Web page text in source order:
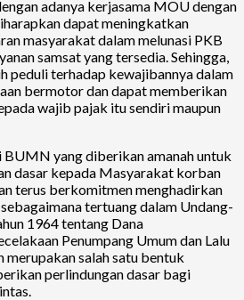
adanya kerjasama MOU dengan
dapat meningkatkan
masyarakat dalam melunasi PKB
samsat yang tersedia. Sehingga,
peduli terhadap kewajibannya dalam
bermotor dan dapat memberikan
wajib pajak itu sendiri maupun
BUMN yang diberikan amanah untuk
dasar kepada Masyarakat korban
terus berkomitmen menghadirkan
tertuang dalam Undang-
1964 tentang Dana
Penumpang Umum dan Lalu
merupakan salah satu bentuk
perlindungan dasar bagi